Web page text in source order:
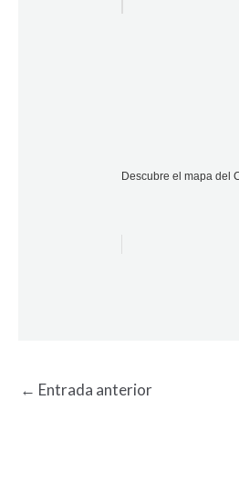
Descubre el mapa del
← Entrada anterior